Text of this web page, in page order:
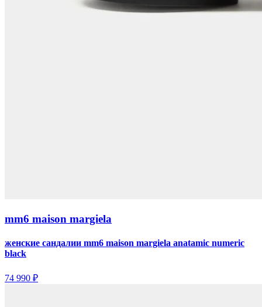
mm6 maison margiela
женские сандалии mm6 maison margiela anatamic numeric
black
74 990 ₽